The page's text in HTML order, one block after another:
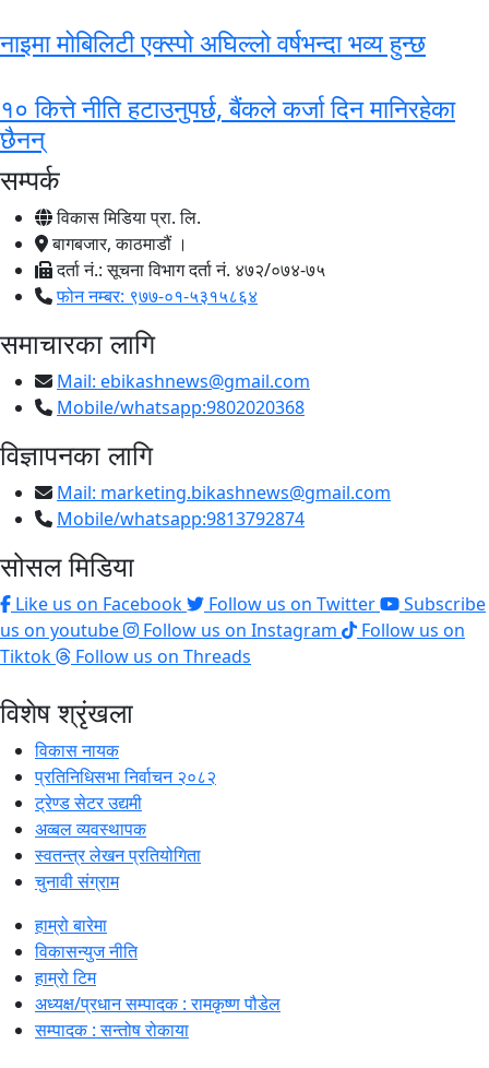
नाइमा मोबिलिटी एक्स्पो अघिल्लो वर्षभन्दा भव्य हुन्छ
१० कित्ते नीति हटाउनुपर्छ, बैंकले कर्जा दिन मानिरहेका
छैनन्
सम्पर्क
विकास मिडिया प्रा. लि.
बागबजार, काठमाडौं ।
दर्ता नं.: सूचना विभाग दर्ता नं. ४७२/०७४-७५
फोन नम्बर: ९७७-०१-५३१५८६४
समाचारका लागि
Mail: ebikashnews@gmail.com
Mobile/whatsapp:9802020368
विज्ञापनका लागि
Mail: marketing.bikashnews@gmail.com
Mobile/whatsapp:9813792874
सोसल मिडिया
Like us on Facebook Follow us on Twitter
Subscribe
us on youtube
Follow us on Instagram
Follow us on
Tiktok
Follow us on Threads
विशेष श्रृंखला
विकास नायक
प्रतिनिधिसभा निर्वाचन २०८२
ट्रेण्ड सेटर उद्यमी
अव्बल व्यवस्थापक
स्वतन्त्र लेखन प्रतियोगिता
चुनावी संग्राम
हाम्रो बारेमा
विकासन्युज नीति
हाम्रो टिम
अध्यक्ष/प्रधान सम्पादक : रामकृष्ण पौडेल
सम्पादक : सन्तोष रोकाया